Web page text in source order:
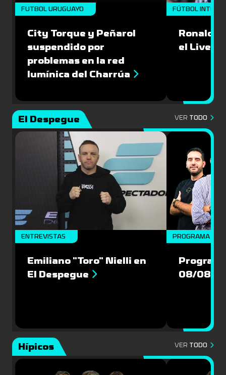
FUTBOL URUGUAYO
City Torque y Peñarol
suspendido por
problemas en la red
lumínica del Charrúa
FÚTBOL
Ronald
el
El Despegue VER TODO
ENTREVISTAS
Emiliano "Toro" Nielli en
El Despegue
PROGRAMA
08/08/
Hípicos VER TODO